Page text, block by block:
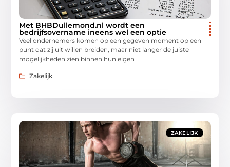
Met BHBDullemond.nl wordt een
bedrijfsovername ineens wel een optie
Veel ondernemers komen op een gegeven moment op een
punt dat zij uit willen breiden, maar niet langer de juiste
mogelijkheden zien binnen hun eigen
Zakelijk
ZAKELIJK